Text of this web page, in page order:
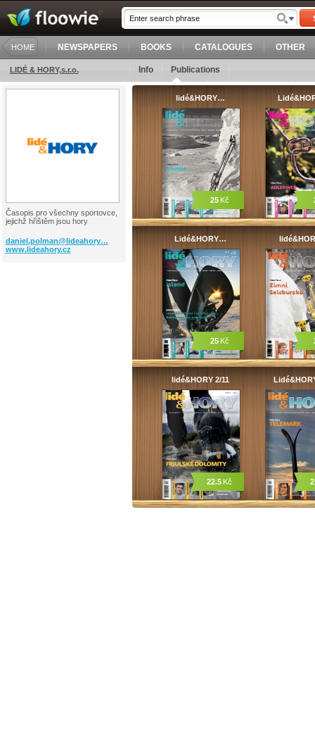
HOME NEWSPAPERS BOOKS CATALOGUES OTHER
LIDÉ & HORY,s.r.o. Info Publications
Časopis pro všechny sportovce,
jejichž hřištěm jsou hory
daniel.polman@lideahory…
www.lideahory.cz
lidé&HORY…
25Kč
Lidé&HORY…
25Kč
lidé&HORY 2/11
22.5 Kč